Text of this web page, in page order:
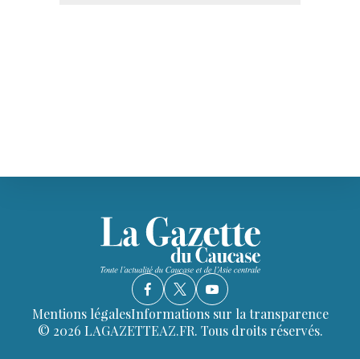
Mentions légalesInformations sur la transparence
© 2026 LAGAZETTEAZ.FR. Tous droits réservés.